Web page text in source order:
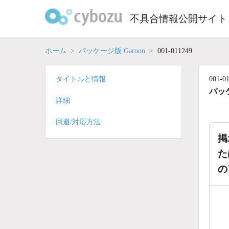
不具合情報公開サイト
ホーム パッケージ版 Garoon 001-011249
001-
パッ
の
タイトルと情報
詳細
回避/対応方法